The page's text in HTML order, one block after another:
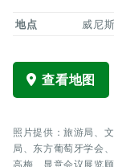
地点 威尼
查看地图
照片提供：旅游局、
局、东方葡萄牙学会
高梅、显意会议展览